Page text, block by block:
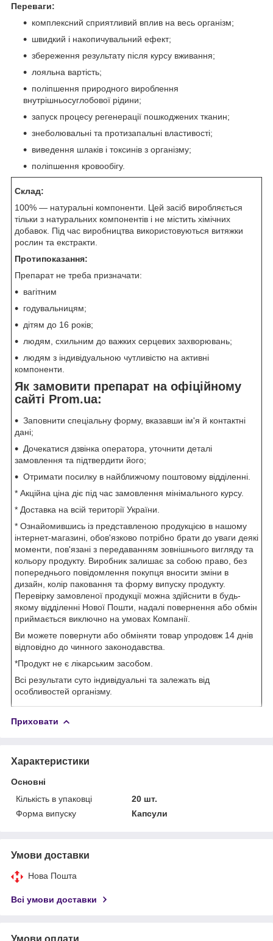
Переваги:
комплексний сприятливий вплив на весь організм;
швидкий і накопичувальний ефект;
збереження результату після курсу вживання;
лояльна вартість;
поліпшення природного вироблення
внутрішньосуглобової рідини;
запуск процесу регенерації пошкоджених тканин;
знеболювальні та протизапальні властивості;
виведення шлаків і токсинів з організму;
поліпшення кровообігу.
Склад:
100% — натуральні компоненти. Цей засіб виробляється
тільки з натуральних компонентів і не містить хімічних
добавок. Під час виробництва використовуються витяжки
рослин та екстракти.
Протипоказання:
Препарат не треба призначати:
вагітним
годувальницям;
дітям до 16 років;
людям, схильним до важких серцевих захворювань;
людям з індивідуальною чутливістю на активні
компоненти.
Як замовити препарат на офіційному
сайті Prom.ua:
Заповнити спеціальну форму, вказавши ім'я й контактні
дані;
Дочекатися дзвінка оператора, уточнити деталі
замовлення та підтвердити його;
Отримати посилку в найближчому поштовому відділенні.
* Акційна ціна діє під час замовлення мінімального курсу.
* Доставка на всій території України.
* Ознайомившись із представленою продукцією в нашому
інтернет-магазині, обов'язково потрібно брати до уваги деякі
моменти, пов'язані з передаванням зовнішнього вигляду та
кольору продукту. Виробник залишає за собою право, без
попереднього повідомлення покупця вносити зміни в
дизайн, колір паковання та форму випуску продукту.
Перевірку замовленої продукції можна здійснити в будь-
якому відділенні Нової Пошти, надалі повернення або обмін
приймається виключно на умовах Компанії.
Ви можете повернути або обміняти товар упродовж 14 днів
відповідно до чинного законодавства.
*Продукт не є лікарським засобом.
Всі результати суто індивідуальні та залежать від
особливостей організму.
Приховати
Характеристики
Основні
Кількість в упаковці
20 шт.
Форма випуску
Капсули
Умови доставки
Нова Пошта
Всі умови доставки
Умови оплати